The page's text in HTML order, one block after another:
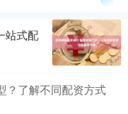
站式配
？了解不同配资方式